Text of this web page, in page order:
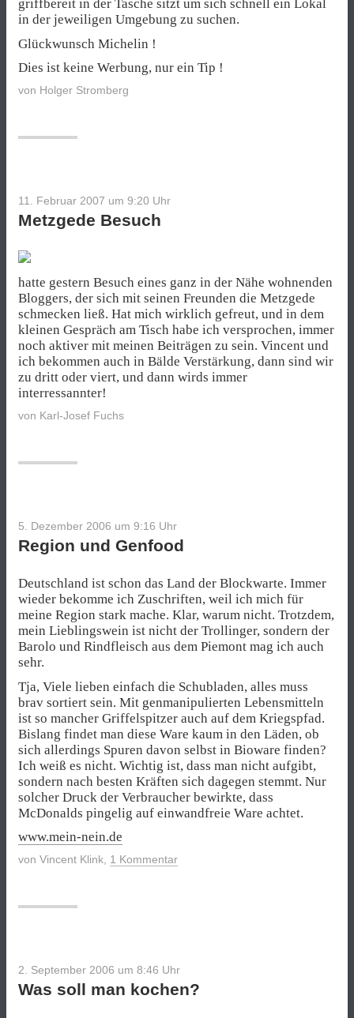
griffbereit in der Tasche sitzt um sich schnell ein Lokal
in der jeweiligen Umgebung zu suchen.
Glückwunsch Michelin !
Dies ist keine Werbung, nur ein Tip !
von Holger Stromberg
11. Februar 2007 um 9:20 Uhr
Metzgede Besuch
hatte gestern Besuch eines ganz in der Nähe wohnenden
Bloggers, der sich mit seinen Freunden die Metzgede
schmecken ließ. Hat mich wirklich gefreut, und in dem
kleinen Gespräch am Tisch habe ich versprochen, immer
noch aktiver mit meinen Beiträgen zu sein. Vincent und
ich bekommen auch in Bälde Verstärkung, dann sind wir
zu dritt oder viert, und dann wirds immer
interressannter!
von Karl-Josef Fuchs
5. Dezember 2006 um 9:16 Uhr
Region und Genfood
Deutschland ist schon das Land der Blockwarte. Immer
wieder bekomme ich Zuschriften, weil ich mich für
meine Region stark mache. Klar, warum nicht. Trotzdem,
mein Lieblingswein ist nicht der Trollinger, sondern der
Barolo und Rindfleisch aus dem Piemont mag ich auch
sehr.
Tja, Viele lieben einfach die Schubladen, alles muss
brav sortiert sein. Mit genmanipulierten Lebensmitteln
ist so mancher Griffelspitzer auch auf dem Kriegspfad.
Bislang findet man diese Ware kaum in den Läden, ob
sich allerdings Spuren davon selbst in Bioware finden?
Ich weiß es nicht. Wichtig ist, dass man nicht aufgibt,
sondern nach besten Kräften sich dagegen stemmt. Nur
solcher Druck der Verbraucher bewirkte, dass
McDonalds pingelig auf einwandfreie Ware achtet.
www.mein-nein.de
von Vincent Klink 1 Kommentar
2. September 2006 um 8:46 Uhr
Was soll man kochen?